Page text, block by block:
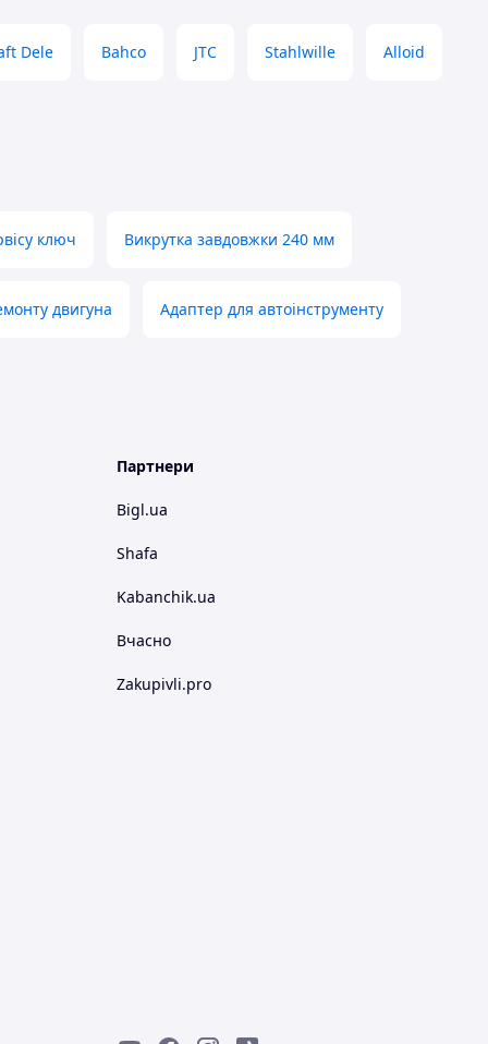
Dele Bahco JTC Stahlwille Alloid
ключ Викрутка завдовжки 240 мм
двигуна Адаптер для автоінструменту
Партнери
Bigl.ua
Shafa
Kabanchik.ua
Вчасно
Zakupivli.pro